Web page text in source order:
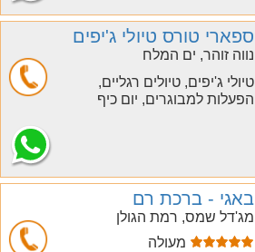
ספארי טורס טיולי ג'יפים
נווה זוהר, ים המלח
טיולי ג'יפים, טיולים רגליים,
הפעלות למבוגרים, יום כיף
חייג
באגי - ברכת רם
מג'דל שמס, רמת הגולן
מעולה